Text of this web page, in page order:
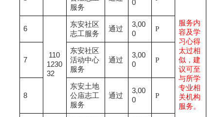
服务内
容及学
习心得
太过相
似，建
议可至
与所学
专业相
关机构
服务。
服务
0
6
110
1230
32
东安社区
志工服务
通过
3,00
0
P
7
东安社区
活动中心
服务
通过
3,00
0
P
8
东安土地
公庙志工
服务
通过
3,00
0
P